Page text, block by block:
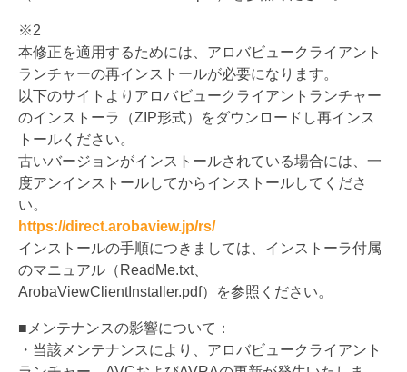
※2
本修正を適用するためには、 アロバビュークライアント
ランチャーの再インストールが必要にな ります。
以下のサイトよりアロバビュークライアントランチャー
のインスト ーラ（ZIP形式）をダウンロードし再インス
トールください。
古いバージョンがインストールされている場合には、 一
度アンインストールしてからインストールしてくださ
い。
https://direct.arobaview.jp/rs/
インストールの手順につきましては、 インストーラ付属
のマニュアル（ReadMe.txt、
ArobaViewClientInstaller.pdf）
を参照ください。
■メンテナンスの影響について：
・当該メンテナンスにより、 アロバビュークライアント